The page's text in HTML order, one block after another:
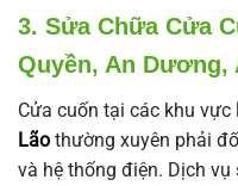
3. Sửa Chữa Cửa
Quyền, An Dương,
Cửa cuốn tại các khu vực
Lão thường xuyên phải
và hệ thống điện. Dịch